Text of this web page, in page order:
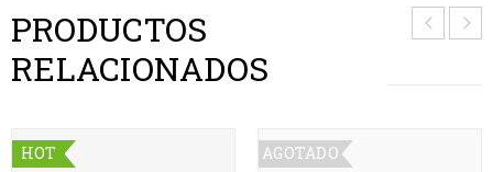
PRODUCTOS
RELACIONADOS
HOT AGOTADO